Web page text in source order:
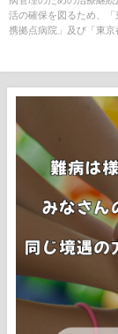
活の確保を図るため、
携拠点病院」及び「東京